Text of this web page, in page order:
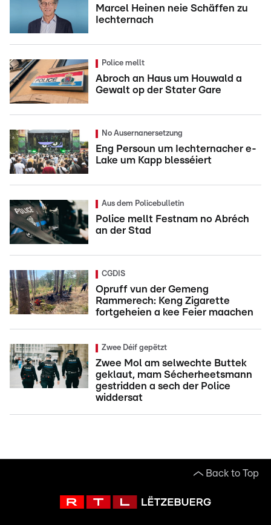
Marcel Heinen neie Schäffen zu
Iechternach
Police mellt
Abroch an Haus um Houwald a
Gewalt op der Stater Gare
No Ausernanersetzung
Eng Persoun um Iechternacher e-
Lake um Kapp blesséiert
Aus dem Policebulletin
Police mellt Festnam no Abréch
an der Stad
CGDIS
Opruff vun der Gemeng
Rammerech: Keng Zigarette
fortgeheien a kee Feier maachen
Zwee Déif gepëtzt
Zwee Mol am selwechte Buttek
geklaut, mam Sécherheetsmann
gestridden a sech der Police
widdersat
Back to Top